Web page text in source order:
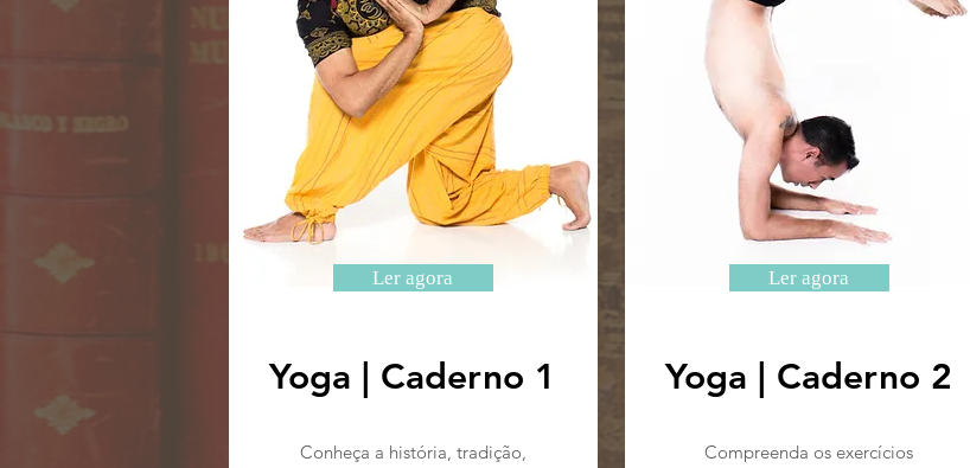
Ler agora
Yoga | Caderno 1
Conheça a história, tradição,
Ler agora
Yoga | Caderno 2
Compreenda os exercícios